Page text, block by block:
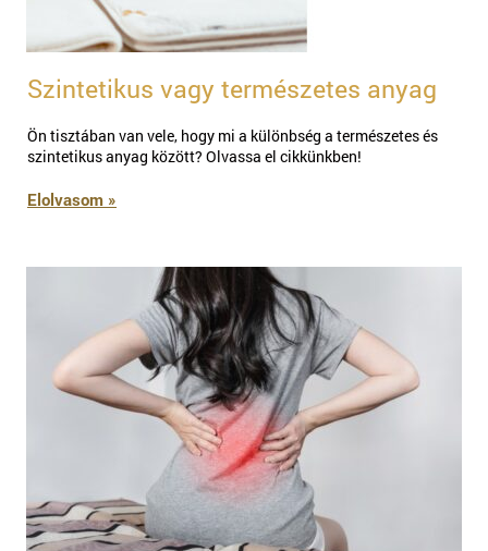
Szintetikus vagy természetes anyag
Ön tisztában van vele, hogy mi a különbség a természetes és
szintetikus anyag között? Olvassa el cikkünkben!
Elolvasom »